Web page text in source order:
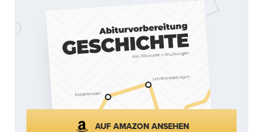
AUF AMAZON ANSEHEN